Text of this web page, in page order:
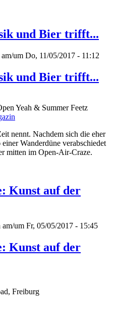
und Bier trifft...
am/um Do, 11/05/2017 - 11:12
und Bier trifft...
Yeah & Summer Feetz
nennt. Nachdem sich die eher
Wanderdüne verabschiedet
mitten im Open-Air-Craze.
Kunst auf der
am/um Fr, 05/05/2017 - 15:45
Kunst auf der
Freiburg